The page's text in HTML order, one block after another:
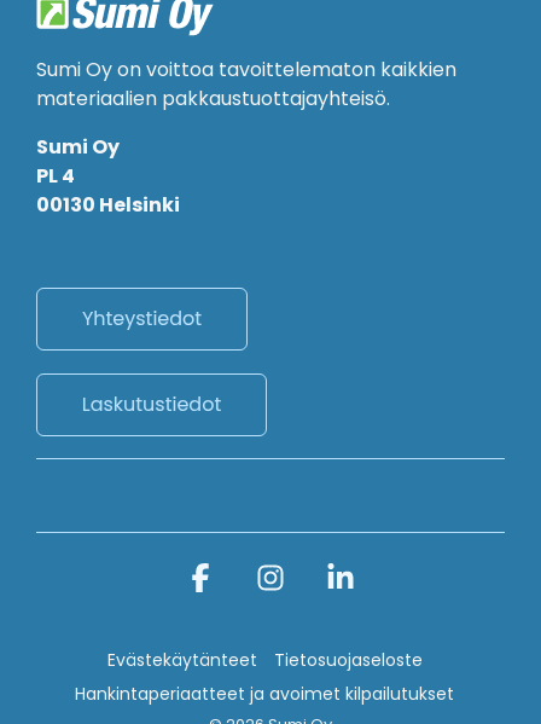
Sumi Oy on voittoa tavoittelematon kaikkien
materiaalien pakkaustuottajayhteisö.
Sumi Oy
PL 4
00130 Helsinki
Evästekäytänteet
Tietosuojaseloste
Hankintaperiaatteet ja avoimet kilpailutukset
FacebookInstagram